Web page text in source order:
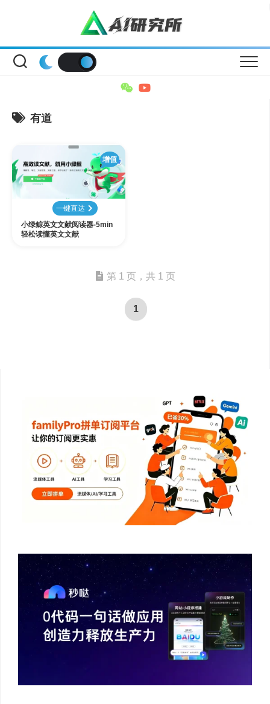
有道
增值
一键直达
小绿鲸英文文献阅读器-5min
轻松读懂英文文献
第 1 页，共 1 页
1